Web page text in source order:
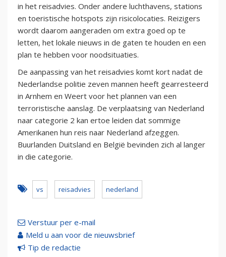
in het reisadvies. Onder andere luchthavens, stations
en toeristische hotspots zijn risicolocaties. Reizigers
wordt daarom aangeraden om extra goed op te
letten, het lokale nieuws in de gaten te houden en een
plan te hebben voor noodsituaties.
De aanpassing van het reisadvies komt kort nadat de
Nederlandse politie zeven mannen heeft gearresteerd
in Arnhem en Weert voor het plannen van een
terroristische aanslag. De verplaatsing van Nederland
naar categorie 2 kan ertoe leiden dat sommige
Amerikanen hun reis naar Nederland afzeggen.
Buurlanden Duitsland en België bevinden zich al langer
in die categorie.
vs reisadvies nederland
Verstuur per e-mail
Meld u aan voor de nieuwsbrief
Tip de redactie